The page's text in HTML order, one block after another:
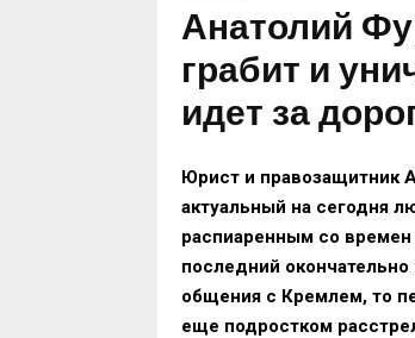
Анатолий
грабит и
идет за
Юрист и правозащитник
актуальный на сегодня
распиаренным со
последний
общения с Кремлем, то
еще подростком